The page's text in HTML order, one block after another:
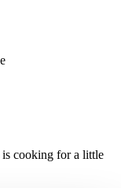
is cooking for a little